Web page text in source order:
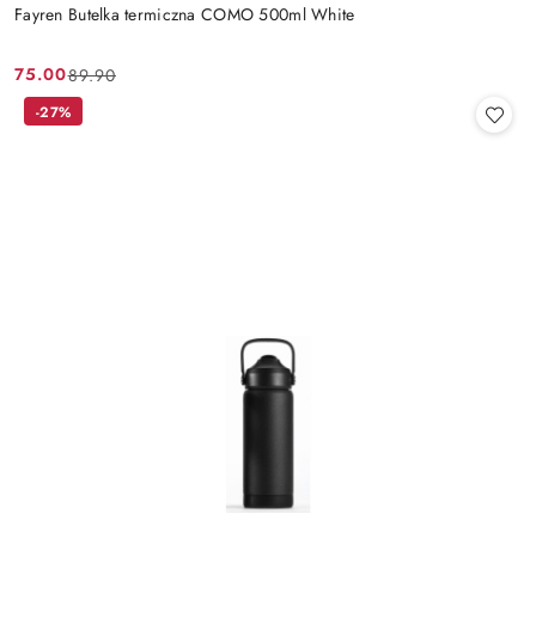
Fayren Butelka termiczna COMO 500ml White
Cena
promocyjna:
75.00
Cena
przed
89.90
-27%